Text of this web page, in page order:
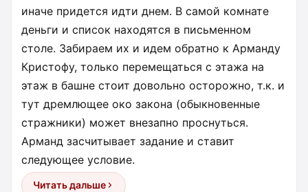
иначе придется идти днем. В самой комнате
деньги и список находятся в письменном
столе. Забираем их и идем обратно к Арманду
Кристофу, только перемещаться с этажа на
этаж в башне стоит довольно осторожно, т.к. и
тут дремлющее око закона (обыкновенные
стражники) может внезапно проснуться.
Арманд засчитывает задание и ставит
следующее условие.
Читать дальше